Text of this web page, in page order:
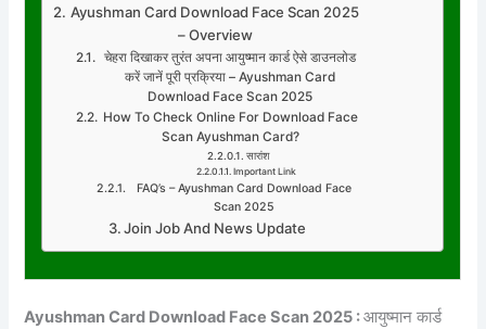
Ayushman Card Download Face Scan 2025
– Overview
चेहरा दिखाकर तुरंत अपना आयुष्मान कार्ड ऐसे डाउनलोड
करें जानें पूरी प्रक्रिया – Ayushman Card
Download Face Scan 2025
How To Check Online For Download Face
Scan Ayushman Card?
सारांश
Important Link
FAQ’s – Ayushman Card Download Face
Scan 2025
Join Job And News Update
Ayushman Card Download Face Scan 2025 :आयुष्मान कार्ड